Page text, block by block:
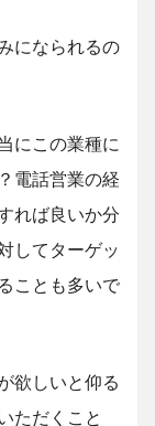
になられるの
にこの業種に
電話営業の経
れば良いか分
してターゲッ
ことも多いで
欲しいと仰る
ただくこと